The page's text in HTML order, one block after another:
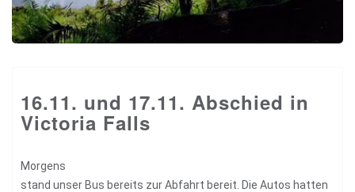
16.11. und 17.11. Abschied in
Victoria Falls
Morgens
stand unser Bus bereits zur Abfahrt bereit. Die Autos hatten